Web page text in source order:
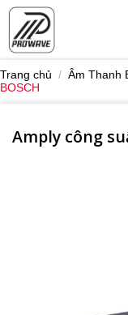
Bỏ
nội
Trang chủ / Âm Thanh
BOSCH
Amply công